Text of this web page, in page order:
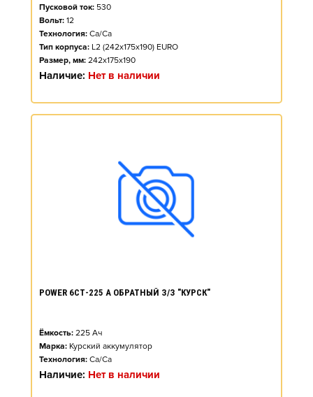
Пусковой ток: 530
Вольт: 12
Технология: Ca/Ca
Тип корпуса: L2 (242x175x190) EURO
Размер, мм: 242x175x190
Наличие: Нет в наличии
POWER 6СТ-225 А ОБРАТНЫЙ З/З "КУРСК"
Ёмкость: 225 Ач
Марка: Курский аккумулятор
Технология: Ca/Ca
Наличие: Нет в наличии